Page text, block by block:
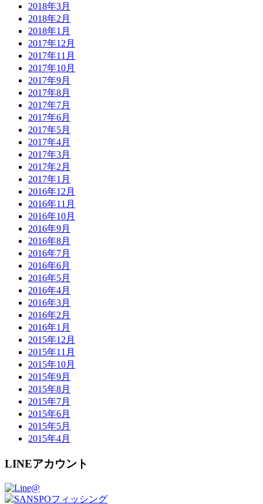
2018年3月
2018年2月
2018年1月
2017年12月
2017年11月
2017年10月
2017年9月
2017年8月
2017年7月
2017年6月
2017年5月
2017年4月
2017年3月
2017年2月
2017年1月
2016年12月
2016年11月
2016年10月
2016年9月
2016年8月
2016年7月
2016年6月
2016年5月
2016年4月
2016年3月
2016年2月
2016年1月
2015年12月
2015年11月
2015年10月
2015年9月
2015年8月
2015年7月
2015年6月
2015年5月
2015年4月
LINEアカウント